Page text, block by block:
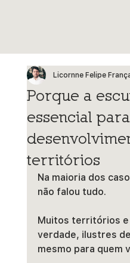
Porque a
essencial
territórios
Licornne Felipe
Na maioria dos
não falou tudo.
Muitos territórios e
verdade, ilustres
mesmo para quem